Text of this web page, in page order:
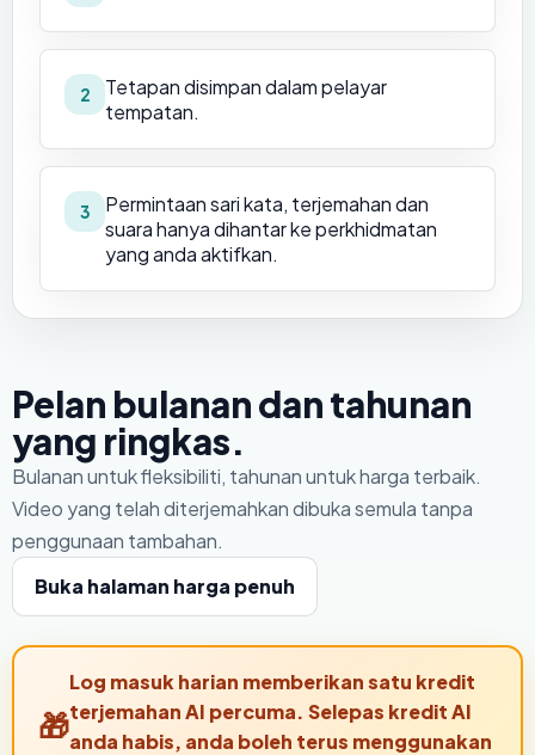
2
Tetapan disimpan dalam pelayar
tempatan.
3
Permintaan sari kata, terjemahan dan
suara hanya dihantar ke perkhidmatan
yang anda aktifkan.
Pelan bulanan dan tahunan
yang ringkas.
Bulanan untuk fleksibiliti, tahunan untuk harga terbaik.
Video yang telah diterjemahkan dibuka semula tanpa
penggunaan tambahan.
Buka halaman harga penuh
Log masuk harian memberikan satu kredit
terjemahan AI percuma. Selepas kredit AI
anda habis, anda boleh terus menggunakan